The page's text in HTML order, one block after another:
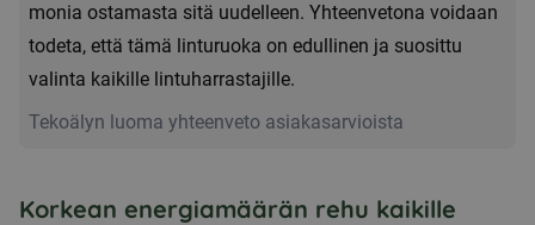
monia ostamasta sitä uudelleen. Yhteenvetona voidaan
todeta, että tämä linturuoka on edullinen ja suosittu
valinta kaikille lintuharrastajille.
Tekoälyn luoma yhteenveto asiakasarvioista
Korkean energiamäärän rehu kaikille